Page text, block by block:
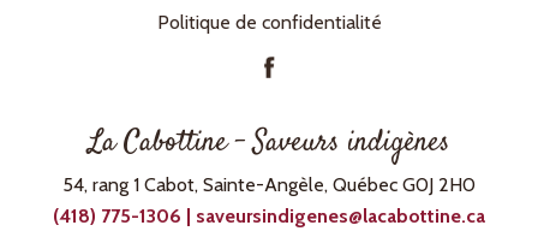
Politique de confidentialité
La Cabottine – Saveurs indigènes
54, rang 1 Cabot, Sainte-Angèle, Québec G0J 2H0
(418) 775-1306 | saveursindigenes@lacabottine.ca